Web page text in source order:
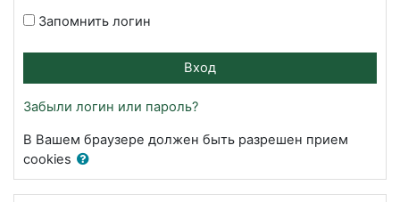
Запомнить логин
Вход
Забыли логин или пароль?
В Вашем браузере должен быть разрешен прием
cookies